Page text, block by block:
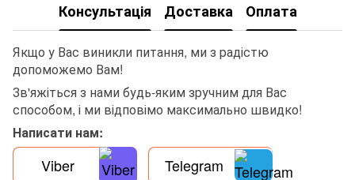
Консультація Доставка Оплата
Якщо у Вас виникли питання, ми з радістю
допоможемо Вам!
Зв'яжіться з нами будь-яким зручним для Вас
способом, і ми відповімо максимально швидко!
Написати нам:
Viber Telegram